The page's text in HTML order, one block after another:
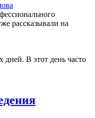
рассказывали на
В этот день часто